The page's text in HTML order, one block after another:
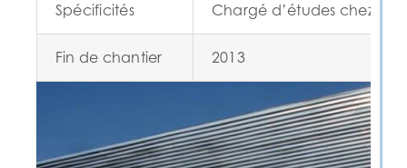
Spécificités Chargé d’études chez
Fin de chantier 2013